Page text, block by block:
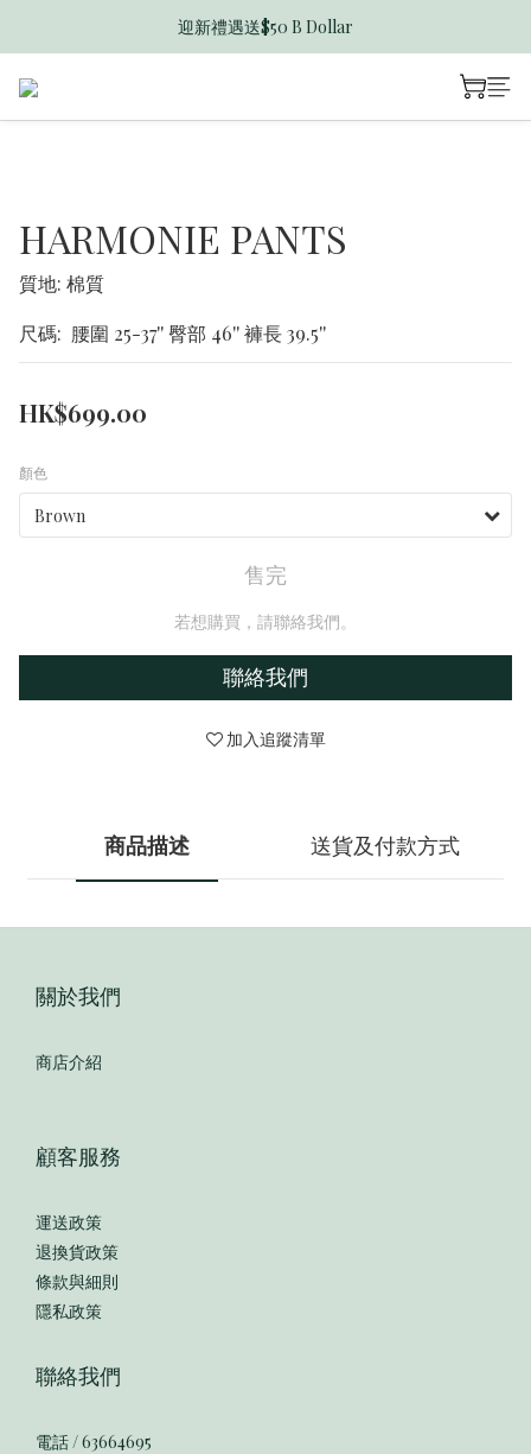
香港訂單滿$600免運費
迎新禮遇送$50 B Dollar
HARMONIE PANTS
質地: 棉質
尺碼:  腰圍 25-37'' 臀部 46'' 褲長 39.5''
HK$699.00
顏色
售完
若想購買，請聯絡我們。
聯絡我們
加入追蹤清單
商品描述 送貨及付款方式
關於我們
商店介紹
顧客服務
運送政策
退換貨政策
條款與細則
隱私政策
聯絡我們
電話 / 63664695